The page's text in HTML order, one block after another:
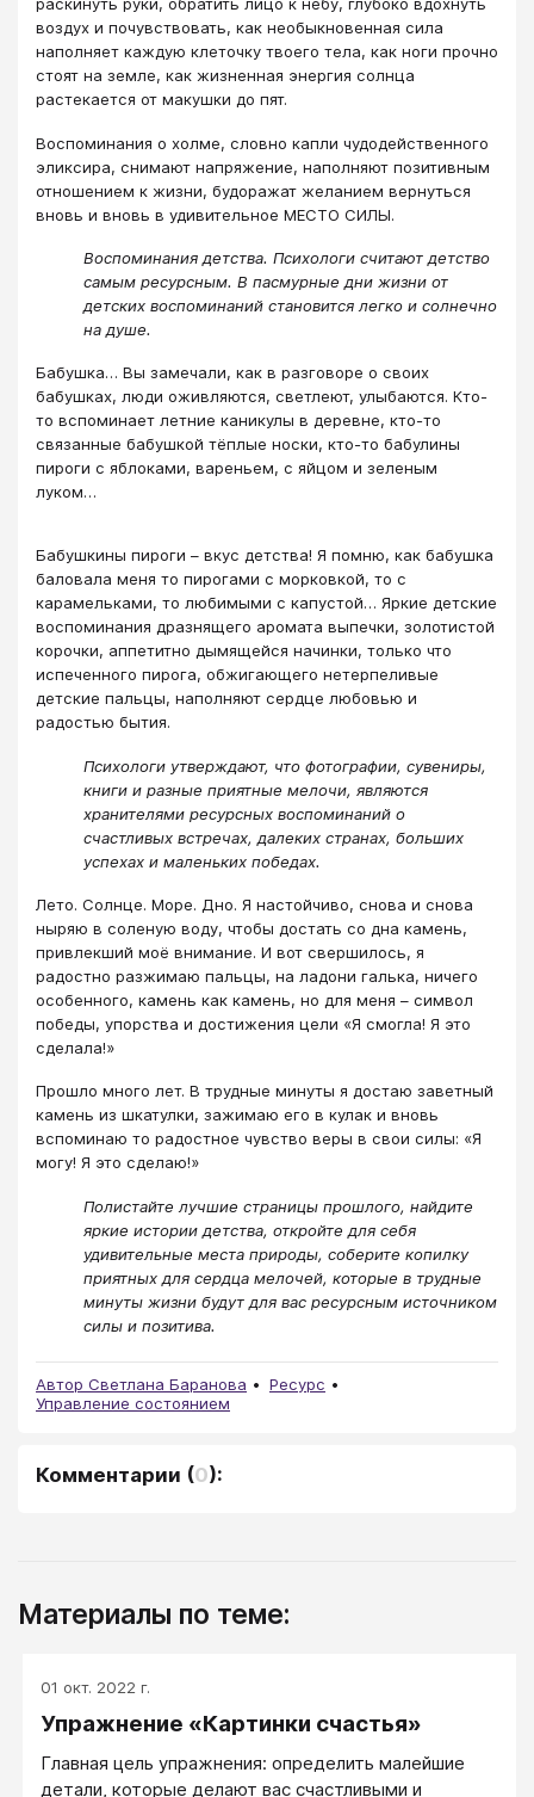
раскинуть руки, обратить лицо к небу, глубоко вдохнуть
воздух и почувствовать, как необыкновенная сила
наполняет каждую клеточку твоего тела, как ноги прочно
стоят на земле, как жизненная энергия солнца
растекается от макушки до пят.
Воспоминания о холме, словно капли чудодейственного
эликсира, снимают напряжение, наполняют позитивным
отношением к жизни, будоражат желанием вернуться
вновь и вновь в удивительное МЕСТО СИЛЫ.
Воспоминания детства. Психологи считают детство
самым ресурсным. В пасмурные дни жизни от
детских воспоминаний становится легко и солнечно
на душе.
Бабушка… Вы замечали, как в разговоре о своих
бабушках, люди оживляются, светлеют, улыбаются. Кто-
то вспоминает летние каникулы в деревне, кто-то
связанные бабушкой тёплые носки, кто-то бабулины
пироги с яблоками, вареньем, с яйцом и зеленым
луком…
Бабушкины пироги – вкус детства! Я помню, как бабушка
баловала меня то пирогами с морковкой, то с
карамельками, то любимыми с капустой… Яркие детские
воспоминания дразнящего аромата выпечки, золотистой
корочки, аппетитно дымящейся начинки, только что
испеченного пирога, обжигающего нетерпеливые
детские пальцы, наполняют сердце любовью и
радостью бытия.
Психологи утверждают, что фотографии, сувениры,
книги и разные приятные мелочи, являются
хранителями ресурсных воспоминаний о
счастливых встречах, далеких странах, больших
успехах и маленьких победах.
Лето. Солнце. Море. Дно. Я настойчиво, снова и снова
ныряю в соленую воду, чтобы достать со дна камень,
привлекший моё внимание. И вот свершилось, я
радостно разжимаю пальцы, на ладони галька, ничего
особенного, камень как камень, но для меня – символ
победы, упорства и достижения цели «Я смогла! Я это
сделала!»
Прошло много лет. В трудные минуты я достаю заветный
камень из шкатулки, зажимаю его в кулак и вновь
вспоминаю то радостное чувство веры в свои силы: «Я
могу! Я это сделаю!»
Полистайте лучшие страницы прошлого, найдите
яркие истории детства, откройте для себя
удивительные места природы, соберите копилку
приятных для сердца мелочей, которые в трудные
минуты жизни будут для вас ресурсным источником
силы и позитива.
Автор Светлана Баранова
Ресурс
Управление состоянием
Комментарии (0):
Материалы по теме:
01 окт. 2022 г.
Упражнение «Картинки счастья»
Главная цель упражнения: определить малейшие
детали, которые делают вас счастливыми и